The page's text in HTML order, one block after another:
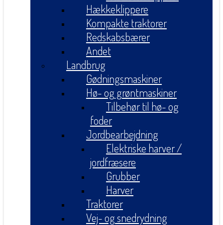
Hækkeklippere
Kompakte traktorer
Redskabsbærer
Andet
Landbrug
Gødningsmaskiner
Hø- og grøntmaskiner
Tilbehør til hø- og
foder
Jordbearbejdning
Elektriske harver /
jordfræsere
Grubber
Harver
Traktorer
Vej- og snedrydning